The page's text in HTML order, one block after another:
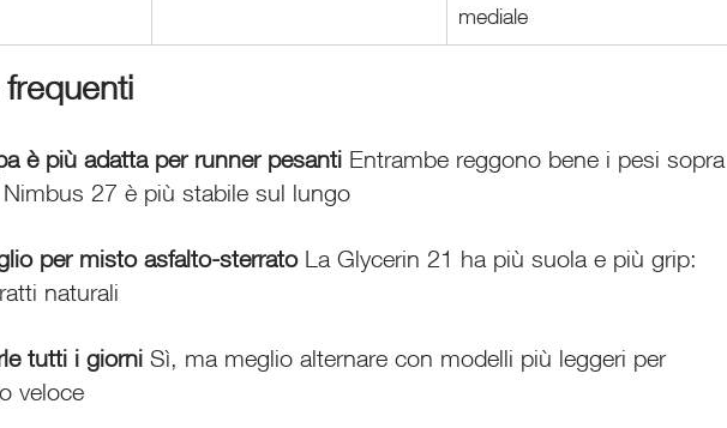
mediale
è più adatta per runner pesanti Entrambe reggono bene i pesi sopra
27 è più stabile sul lungo
per misto asfalto-sterrato La Glycerin 21 ha più suola e più grip:
naturali
tutti i giorni Sì, ma meglio alternare con modelli più leggeri per
veloce